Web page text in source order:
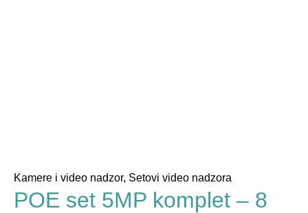
Kamere i video nadzor, Setovi video nadzora
POE set 5MP komplet – 8